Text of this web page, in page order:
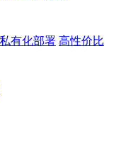
私有化部署 高性价比